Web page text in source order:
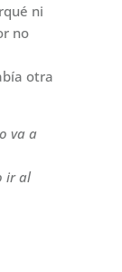
ni
no
otra
va a
ir al